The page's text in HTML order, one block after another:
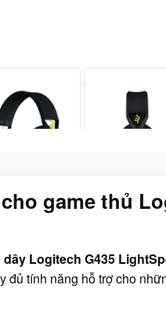
game thủ
Logitech G435
đủ tính năng hỗ trợ cho